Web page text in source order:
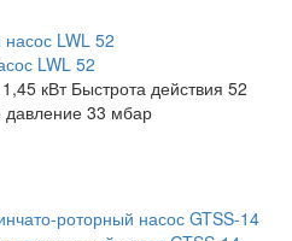
LWL 52
кВт Быстрота действия 52
давление 33 мбар